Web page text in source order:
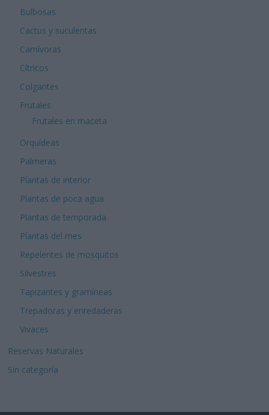
Bulbosas
Cactus y suculentas
Carnívoras
Cítricos
Colgantes
Frutales
Frutales en maceta
Orquídeas
Palmeras
Plantas de interior
Plantas de poca agua
Plantas de temporada
Plantas del mes
Repelentes de mosquitos
Silvestres
Tapizantes y gramíneas
Trepadoras y enredaderas
Vivaces
Reservas Naturales
Sin categoría